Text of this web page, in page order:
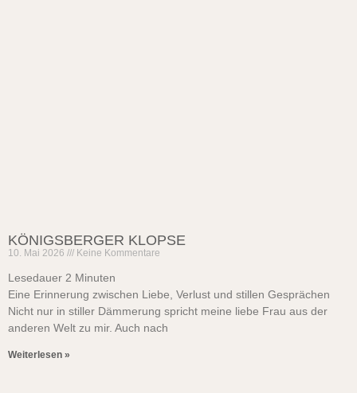
KÖNIGSBERGER KLOPSE
10. Mai 2026 Keine Kommentare
Lesedauer 2 Minuten
Eine Erinnerung zwischen Liebe, Verlust und stillen Gesprächen
Nicht nur in stiller Dämmerung spricht meine liebe Frau aus der
anderen Welt zu mir. Auch nach
Weiterlesen »